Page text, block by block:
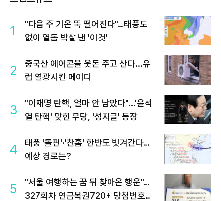
1
"다음 주 기온 뚝 떨어진다"…태풍도
없이 열돔 박살 낸 '이것'
2
중국산 에어콘을 웃돈 주고 산다...유
럽 열광시킨 메이디
3
"이재명 탄핵, 얼마 안 남았다"...'윤석
열 탄핵' 맞힌 무당, '성지글' 등장
4
태풍 '돌핀'·'찬홈' 한반도 빗겨간다…
예상 경로는?
5
"서울 여행하는 꿈 뒤 찾아온 행운"…
327회차 연금복권720+ 당첨번호조